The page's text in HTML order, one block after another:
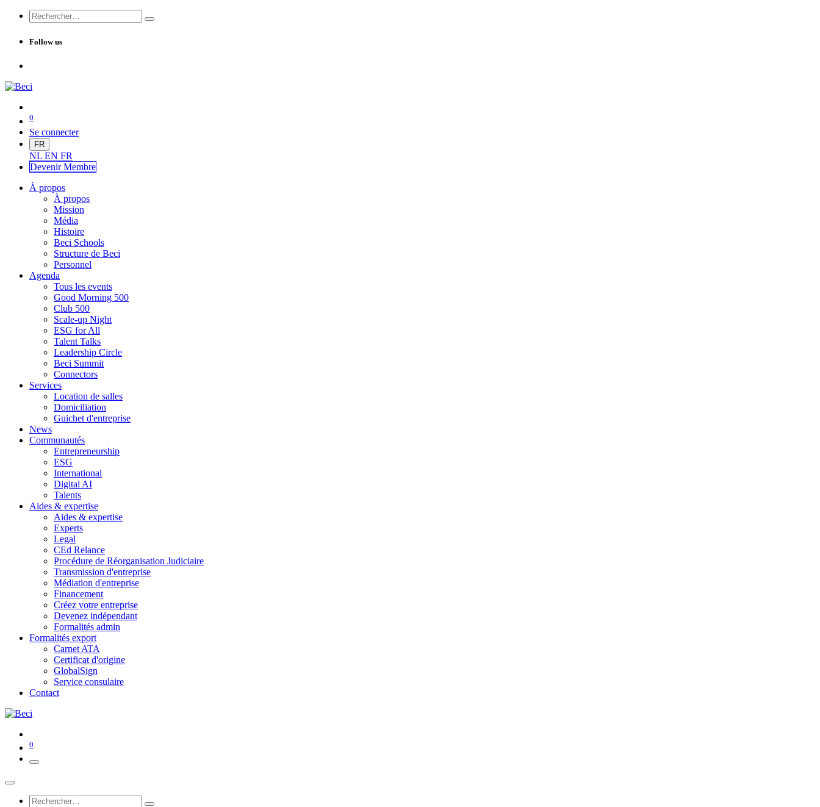
Follow us
0
Se connecter
FR
NL EN FR
Devenir Membre
À propos
À propos
Mission
Média
Histoire
Beci Schools
Structure de Beci
Personnel
Agenda
Tous les events
Good Morning 500
Club 500
Scale-up Night
ESG for All
Talent Talks
Leadership Circle
Beci Summit
Connectors
Services
Location de salles
Domiciliation
Guichet d'entreprise
News
Communautés
Entrepreneurship
ESG
International
Digital AI
Talents
Aides & expertise
Aides & expertise
Experts
Legal
CEd Relance
Procédure de Réorganisation Judiciaire
Transmission d'entreprise
Médiation d'entreprise
Financement
Créez votre entreprise
Devenez indépendant
Formalités admin
Formalités export
Carnet ATA
Certificat d'origine
GlobalSign
Service consulaire
Contact
0